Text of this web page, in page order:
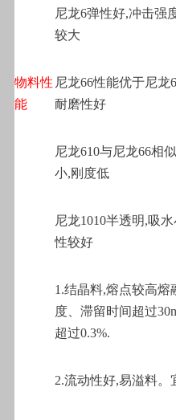
物料性
能
尼龙6弹性好,冲击强
较大
尼龙66性能优于尼龙
耐磨性好
尼龙610与尼龙66相
小,刚度低
尼龙1010半透明,吸
性较好
1.结晶料,熔点较高熔
度、滞留时间超过
超过0.3%.
2.流动性好,易溢料。